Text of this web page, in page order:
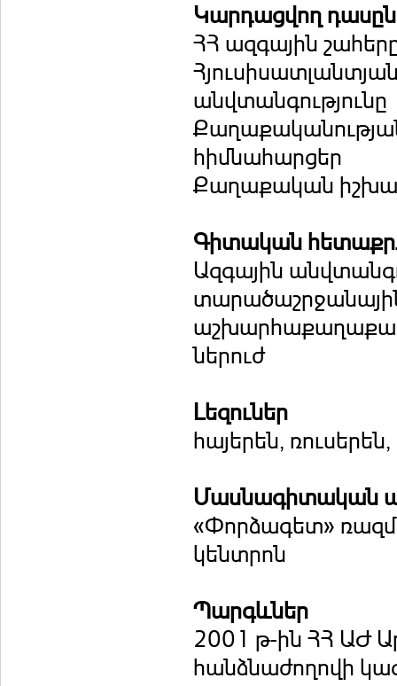
Կարդացվող
ՀՀ ազգային
անվտանգությունը
հիմնահարցեր
Քաղաքական
Գիտական
Ազգային
ներուժ
Լեզուներ
հայերեն,
Մասնագիտական
«Փորձագետ»
կենտրոն
Պարգևներ
2001 թ-ին ՀՀ ԱԺ
հանձնաժողովի